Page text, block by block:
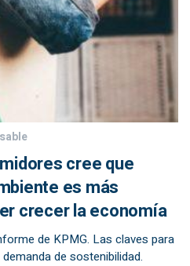
cree que
es más
crecer la economía
de KPMG. Las claves para
de sostenibilidad.